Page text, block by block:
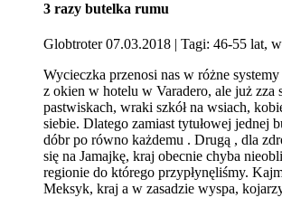
3 razy butelka rumu
Globtroter 07.03.2018 | Tagi: 46-55 lat,
Wycieczka przenosi nas w różne
z okien w hotelu w Varadero, ale już
pastwiskach, wraki szkół na wsiach,
siebie. Dlatego zamiast tytułowej jednej
dóbr po równo każdemu . Drugą , dla
się na Jamajkę, kraj obecnie chyba
regionie do którego przypłynęliśmy.
Meksyk, kraj a w zasadzie wyspa,